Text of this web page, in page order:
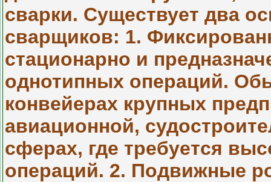
сварки. Существует два
сварщиков: 1.
стационарно и
однотипных операций.
конвейерах крупных
авиационной,
сферах, где требуется
операций. 2. Подвижные